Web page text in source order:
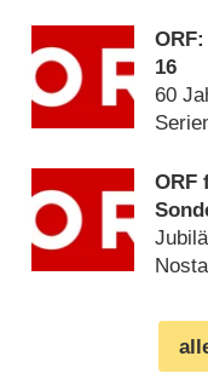
16
60
ORF